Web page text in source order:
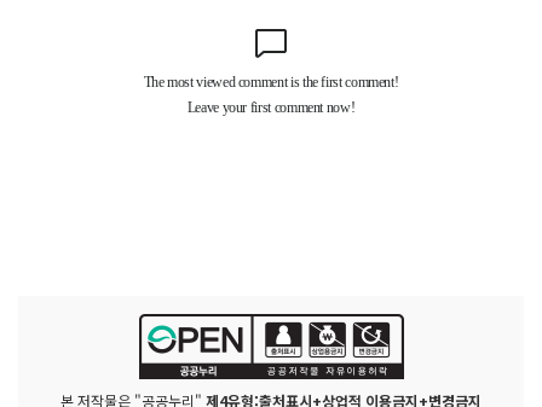
본 저작물은 "공공누리" 제4유형:출처표시+상업적 이용금지+변경금지